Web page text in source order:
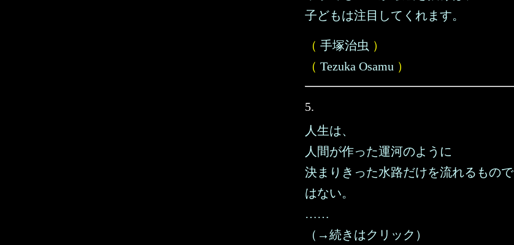
子どもは注目してくれます。
（ 手塚治虫 ）
（ Tezuka Osamu ）
5.
人生は、
人間が作った運河のように
決まりきった水路だけを流れるもので
はない。
……
（→続きはクリック）